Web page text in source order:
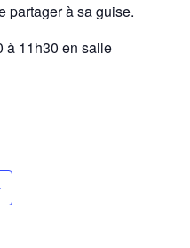
partager à sa guise.
à 11h30 en salle